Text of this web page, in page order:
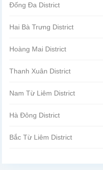
Đống Đa District
Hai Bà Trưng District
Hoàng Mai District
Thanh Xuân District
Nam Từ Liêm District
Hà Đông District
Bắc Từ Liêm District